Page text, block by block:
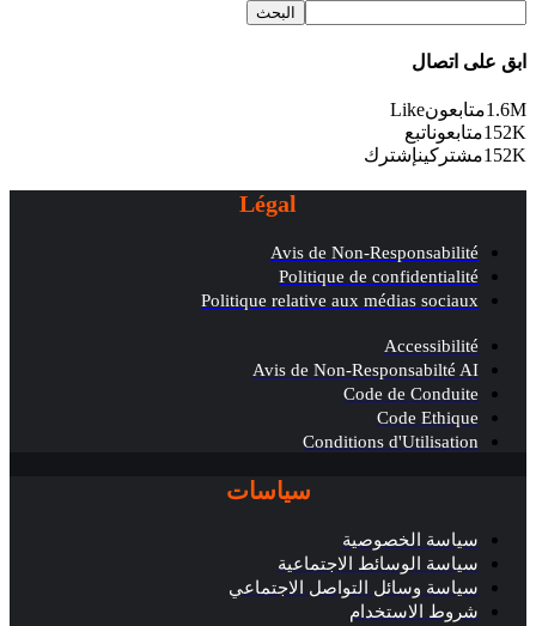
البحث
ابق على اتصال
1.6MمتابعونLike
152Kمتابعوناتبع
152Kمشتركينإشترك
Légal
Avis de Non-Responsabilité
Politique de confidentialité
Politique relative aux médias sociaux
Accessibilité
Avis de Non-Responsabilté AI
Code de Conduite
Code Ethique
Conditions d'Utilisation
سياسات
سياسة الخصوصية
سياسة الوسائط الاجتماعية
سياسة وسائل التواصل الاجتماعي
شروط الاستخدام